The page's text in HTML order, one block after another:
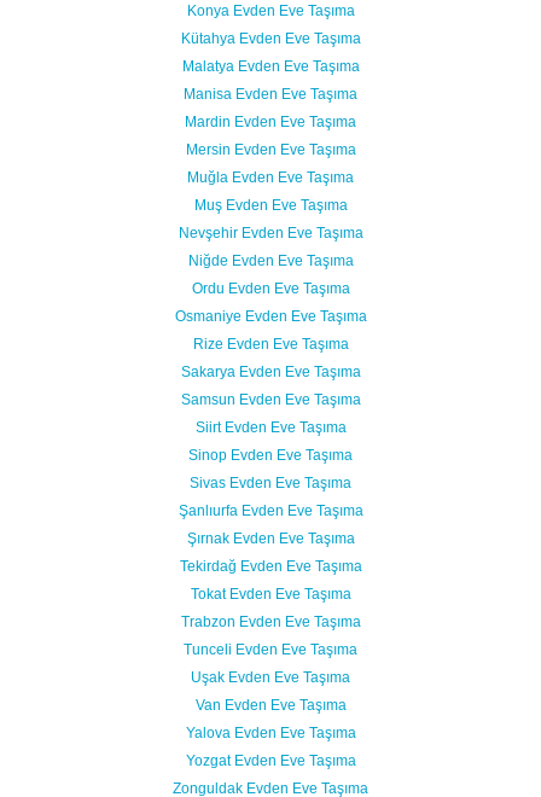
Konya Evden Eve Taşıma
Kütahya Evden Eve Taşıma
Malatya Evden Eve Taşıma
Manisa Evden Eve Taşıma
Mardin Evden Eve Taşıma
Mersin Evden Eve Taşıma
Muğla Evden Eve Taşıma
Muş Evden Eve Taşıma
Nevşehir Evden Eve Taşıma
Niğde Evden Eve Taşıma
Ordu Evden Eve Taşıma
Osmaniye Evden Eve Taşıma
Rize Evden Eve Taşıma
Sakarya Evden Eve Taşıma
Samsun Evden Eve Taşıma
Siirt Evden Eve Taşıma
Sinop Evden Eve Taşıma
Sivas Evden Eve Taşıma
Şanlıurfa Evden Eve Taşıma
Şırnak Evden Eve Taşıma
Tekirdağ Evden Eve Taşıma
Tokat Evden Eve Taşıma
Trabzon Evden Eve Taşıma
Tunceli Evden Eve Taşıma
Uşak Evden Eve Taşıma
Van Evden Eve Taşıma
Yalova Evden Eve Taşıma
Yozgat Evden Eve Taşıma
Zonguldak Evden Eve Taşıma